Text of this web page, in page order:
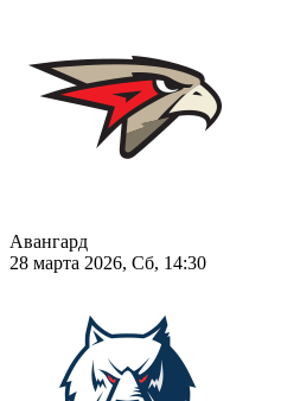
Авангард
28 марта 2026, Сб, 14:30